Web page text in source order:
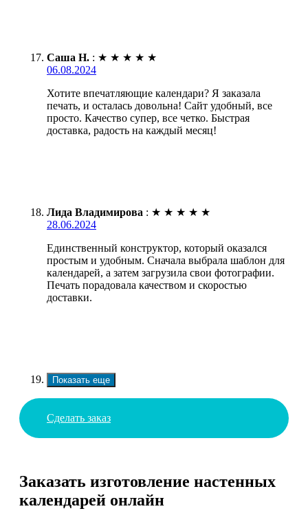
Саша Н. : ★ ★ ★ ★ ★
06.08.2024
Хотите впечатляющие календари? Я заказала
печать, и осталась довольна! Сайт удобный, все
просто. Качество супер, все четко. Быстрая
доставка, радость на каждый месяц!
Лида Владимирова : ★ ★ ★ ★ ★
28.06.2024
Единственный конструктор, который оказался
простым и удобным. Сначала выбрала шаблон для
календарей, а затем загрузила свои фотографии.
Печать порадовала качеством и скоростью
доставки.
Показать еще
Сделать заказ
Заказать изготовление настенных
календарей онлайн